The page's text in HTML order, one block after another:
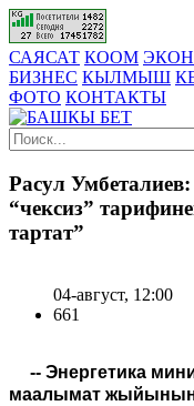
САЯСАТ КООМ
БИЗНЕС КЫЛМЫШ
ФОТО КОНТАКТЫ
Расул
“чексиз”
тартат”
04-август, 12:00
661
-- Энергетика
маалымат